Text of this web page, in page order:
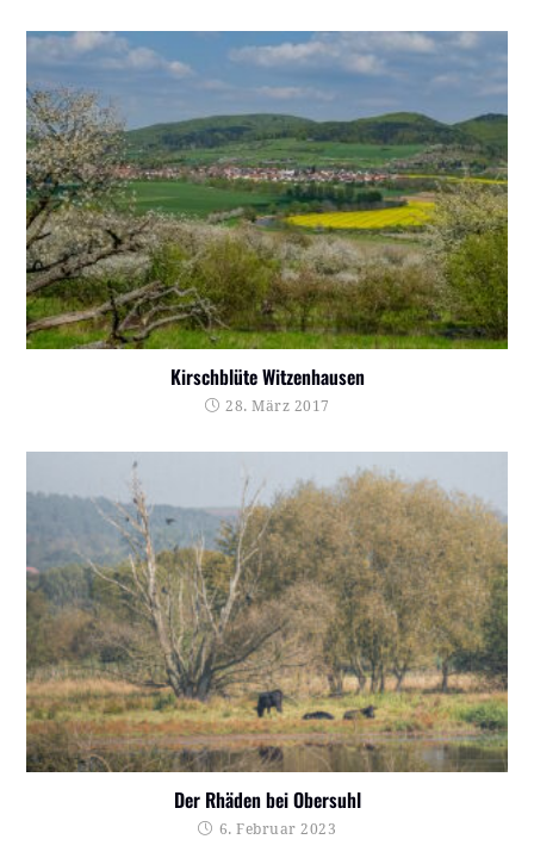
Kirschblüte Witzenhausen
28. März 2017
Der Rhäden bei Obersuhl
6. Februar 2023